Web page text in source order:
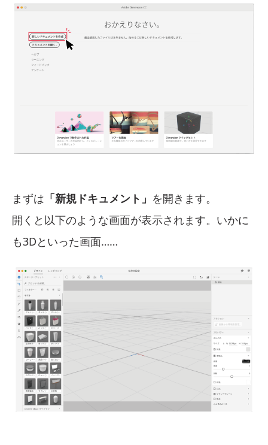
まずは 「新規ドキュメント」 を開きます。
開くと以下のような画面が表示されます。いかに
も3Dといった画面……